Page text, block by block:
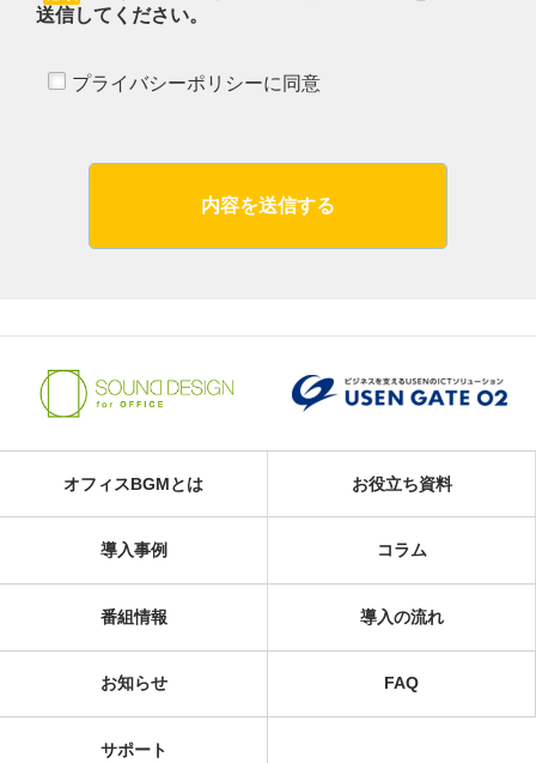
送信してください。
プライバシーポリシーに同意
内容を送信する
オフィスBGMとは お役立ち資料
導入事例 コラム
番組情報 導入の流れ
お知らせ FAQ
サポート